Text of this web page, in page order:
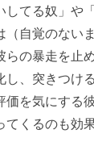
してる奴」や
（自覚のない
の暴走を止め
し、突きつけ
価を気にする
てくるのも効